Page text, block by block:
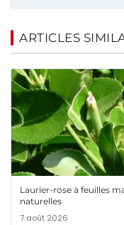
ARTICLES
Laurier-rose à feuilles
naturelles
7 août 2026